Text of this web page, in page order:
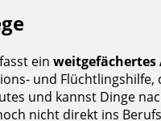
ein
und
und kannst Dinge
nicht direkt ins